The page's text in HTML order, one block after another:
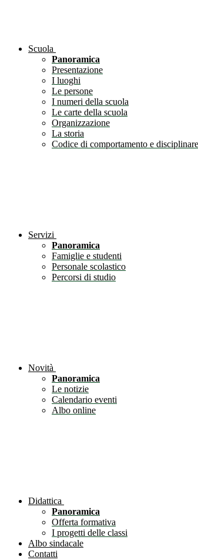
Scuola
Panoramica
Presentazione
I luoghi
Le persone
I numeri della scuola
Le carte della scuola
Organizzazione
La storia
Codice di comportamento e disciplinare
Servizi
Panoramica
Famiglie e studenti
Personale scolastico
Percorsi di studio
Novità
Panoramica
Le notizie
Calendario eventi
Albo online
Didattica
Panoramica
Offerta formativa
I progetti delle classi
Albo sindacale
Contatti